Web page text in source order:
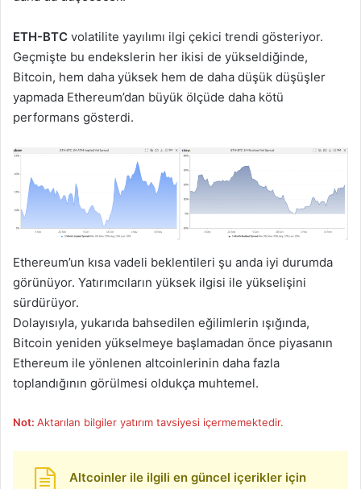
ETH-BTC volatilite yayılımı ilgi çekici trendi gösteriyor.
Geçmişte bu endekslerin her ikisi de yükseldiğinde,
Bitcoin, hem daha yüksek hem de daha düşük düşüşler
yapmada Ethereum’dan büyük ölçüde daha kötü
performans gösterdi.
Ethereum’un kısa vadeli beklentileri şu anda iyi durumda
görünüyor. Yatırımcıların yüksek ilgisi ile yükselişini
sürdürüyor.
Dolayısıyla, yukarıda bahsedilen eğilimlerin ışığında,
Bitcoin yeniden yükselmeye başlamadan önce piyasanın
Ethereum ile yönlenen altcoinlerinin daha fazla
toplandığının görülmesi oldukça muhtemel.
Not: Aktarılan bilgiler yatırım tavsiyesi içermemektedir.
Altcoinler ile ilgili en güncel içerikler için